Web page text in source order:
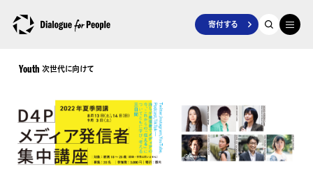
寄付する
Youth 次世代に向けて